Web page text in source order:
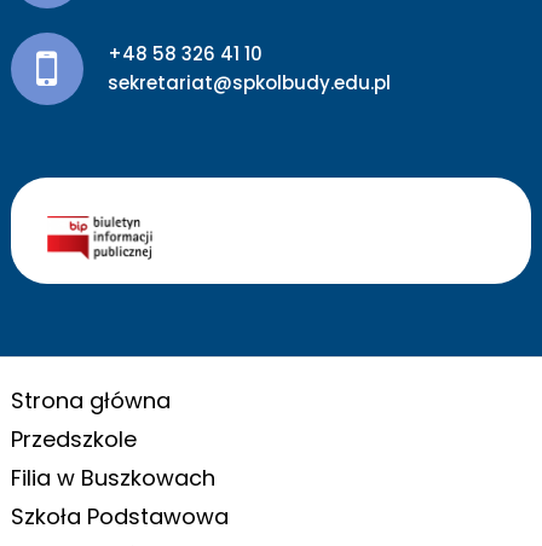
+48 58 326 41 10
sekretariat@spkolbudy.edu.pl
Strona główna
Przedszkole
Filia w Buszkowach
Szkoła Podstawowa